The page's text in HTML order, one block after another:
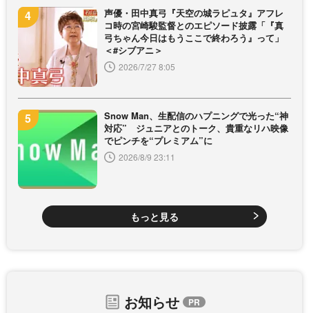
声優・田中真弓『天空の城ラピュタ』アフレ
コ時の宮崎駿監督とのエピソード披露「『真
弓ちゃん今日はもうここで終わろう』って」
＜#シブアニ＞
2026/7/27 8:05
Snow Man、生配信のハプニングで光った“神
対応” ジュニアとのトーク、貴重なリハ映像
でピンチを“プレミアム”に
2026/8/9 23:11
もっと見る
お知らせ